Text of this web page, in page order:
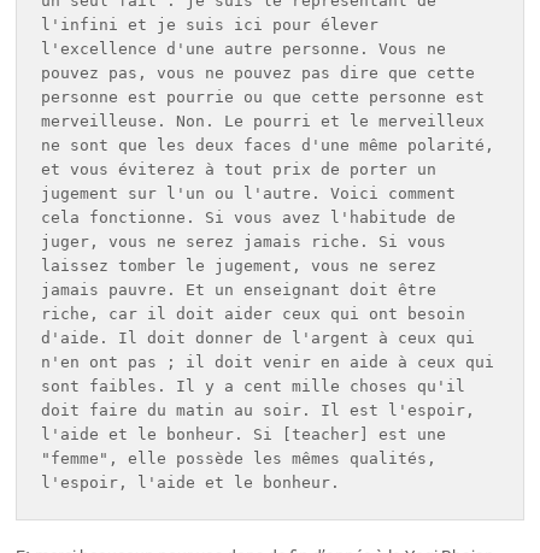
l'infini et je suis ici pour élever
l'excellence d'une autre personne. Vous ne
pouvez pas, vous ne pouvez pas dire que cette
personne est pourrie ou que cette personne est
merveilleuse. Non. Le pourri et le merveilleux
ne sont que les deux faces d'une même polarité,
et vous éviterez à tout prix de porter un
jugement sur l'un ou l'autre. Voici comment
cela fonctionne. Si vous avez l'habitude de
juger, vous ne serez jamais riche. Si vous
laissez tomber le jugement, vous ne serez
jamais pauvre. Et un enseignant doit être
riche, car il doit aider ceux qui ont besoin
d'aide. Il doit donner de l'argent à ceux qui
n'en ont pas ; il doit venir en aide à ceux qui
sont faibles. Il y a cent mille choses qu'il
doit faire du matin au soir. Il est l'espoir,
l'aide et le bonheur. Si [teacher] est une
"femme", elle possède les mêmes qualités,
l'espoir, l'aide et le bonheur.